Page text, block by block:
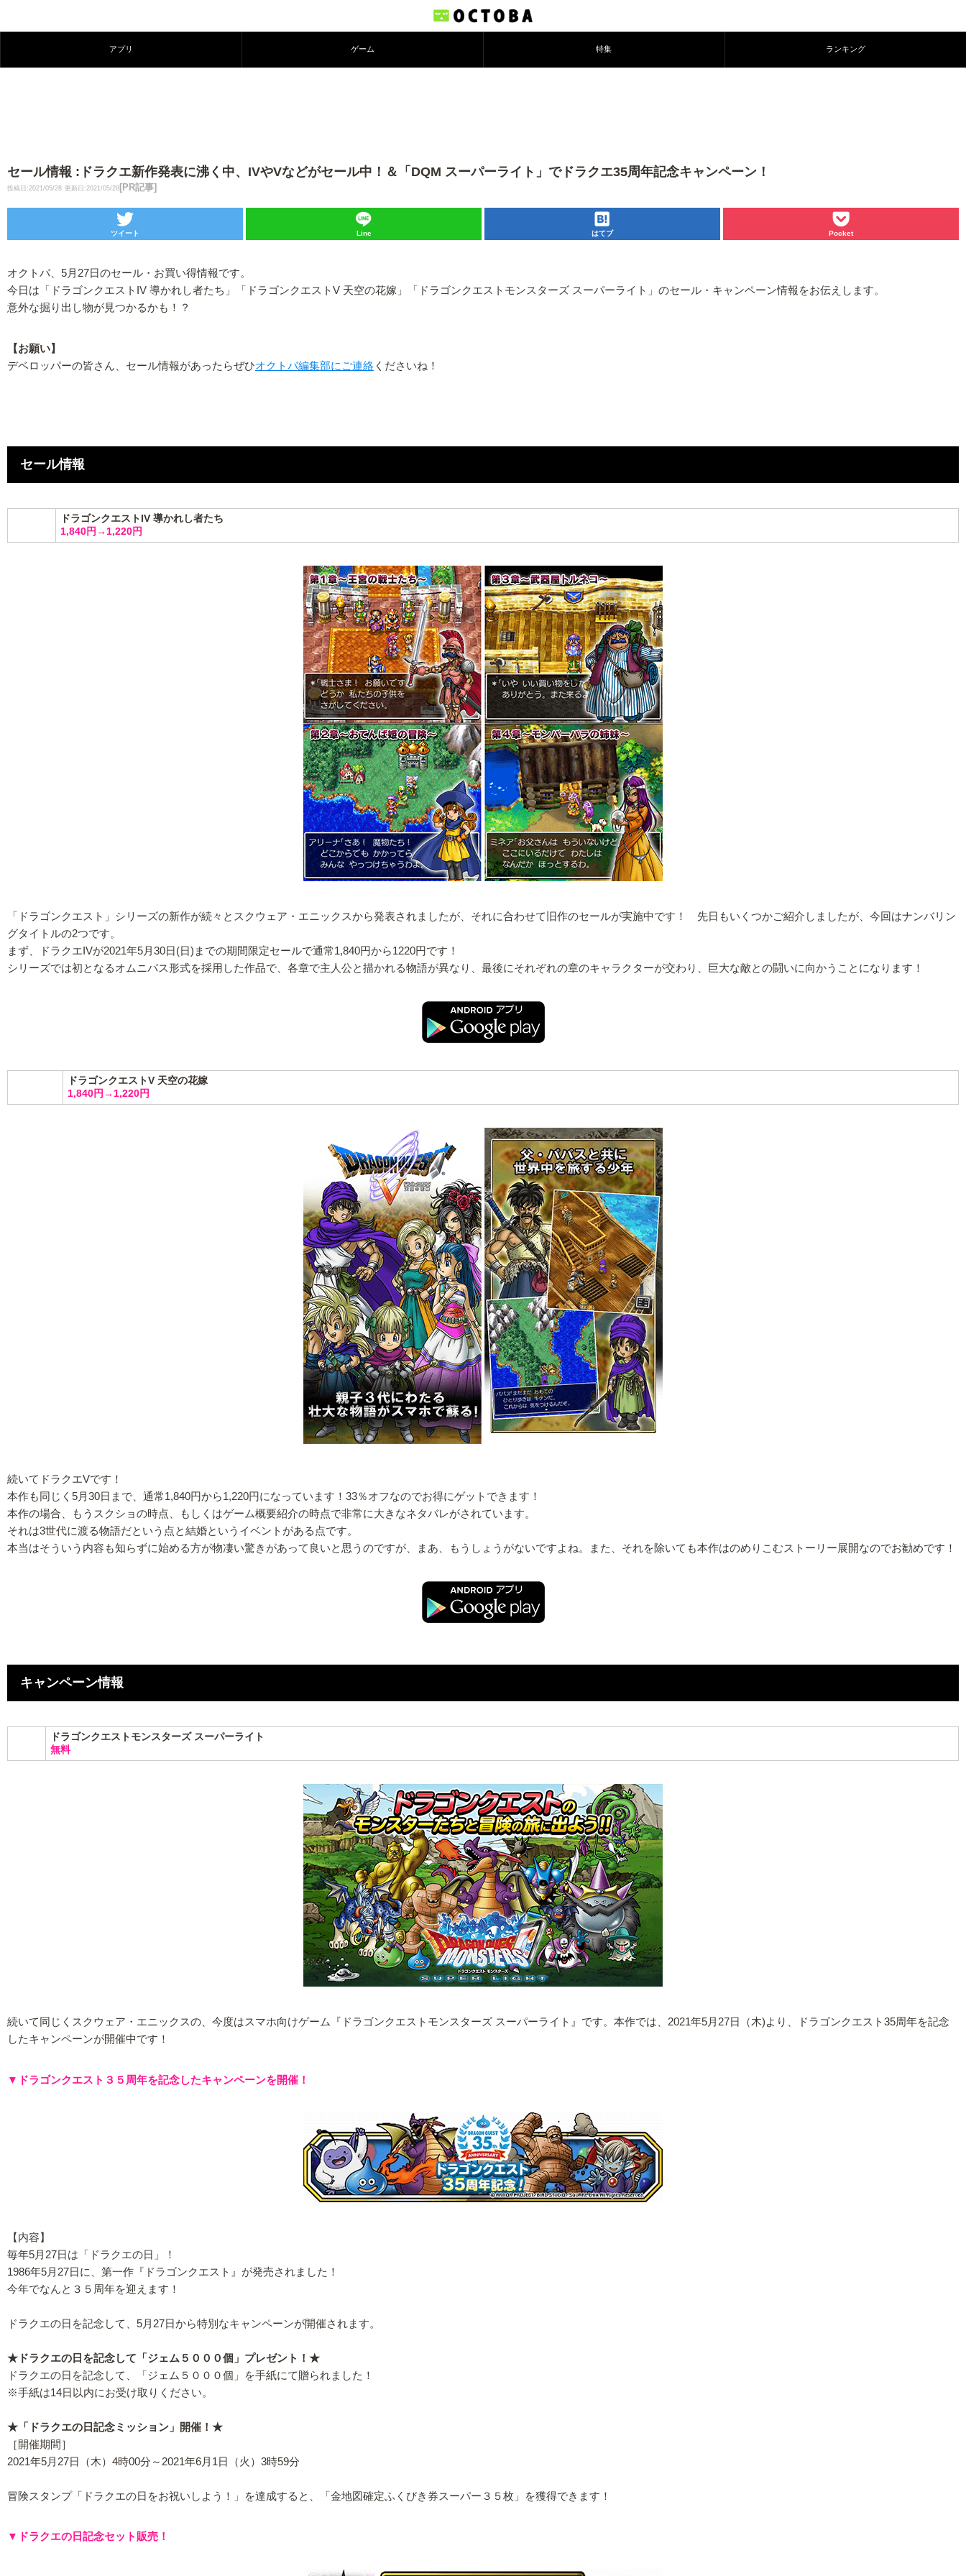
アプリ ゲーム 特集 ランキング
セール情報 :ドラクエ新作発表に沸く中、IVやVなどがセール中！＆「DQM スーパーライト」でドラクエ35周年記念キャンペーン！
投稿日:2021/05/28 更新日:2021/05/28 [PR記事]
ツイート Line はてブ Pocket
オクトバ、5月27日のセール・お買い得情報です。
今日は「ドラゴンクエストIV 導かれし者たち」「ドラゴンクエストV 天空の花嫁」「ドラゴンクエストモンスターズ スーパーライト」のセール・キャンペーン情報をお伝えします。
意外な掘り出し物が見つかるかも！？
【お願い】
デベロッパーの皆さん、セール情報があったらぜひオクトバ編集部にご連絡 くださいね！
セール情報
ドラゴンクエストIV 導かれし者たち
1,840円→1,220円
「ドラゴンクエスト」シリーズの新作が続々とスクウェア・エニックスから発表されましたが、それに合わせて旧作のセールが実施中です！ 先日もいくつかご紹介しましたが、今回はナンバリン
グタイトルの2つです。
まず、ドラクエIVが2021年5月30日(日)までの期間限定セールで通常1,840円から1220円です！
シリーズでは初となるオムニバス形式を採用した作品で、各章で主人公と描かれる物語が異なり、最後にそれぞれの章のキャラクターが交わり、巨大な敵との闘いに向かうことになります！
ドラゴンクエストV 天空の花嫁
1,840円→1,220円
続いてドラクエVです！
本作も同じく5月30日まで、通常1,840円から1,220円になっています！33％オフなのでお得にゲットできます！
本作の場合、もうスクショの時点、もしくはゲーム概要紹介の時点で非常に大きなネタバレがされています。
それは3世代に渡る物語だという点と結婚というイベントがある点です。
本当はそういう内容も知らずに始める方が物凄い驚きがあって良いと思うのですが、まあ、もうしょうがないですよね。また、それを除いても本作はのめりこむストーリー展開なのでお勧めです！
キャンペーン情報
ドラゴンクエストモンスターズ スーパーライト
無料
続いて同じくスクウェア・エニックスの、今度はスマホ向けゲーム『ドラゴンクエストモンスターズ スーパーライト』です。本作では、2021年5月27日（木)より、ドラゴンクエスト35周年を記念
したキャンペーンが開催中です！
▼ドラゴンクエスト３５周年を記念したキャンペーンを開催！
【内容】
毎年5月27日は「ドラクエの日」！
1986年5月27日に、第一作『ドラゴンクエスト』が発売されました！
今年でなんと３５周年を迎えます！
ドラクエの日を記念して、5月27日から特別なキャンペーンが開催されます。
★ドラクエの日を記念して「ジェム５０００個」プレゼント！★
ドラクエの日を記念して、「ジェム５０００個」を手紙にて贈られました！
※手紙は14日以内にお受け取りください。
★「ドラクエの日記念ミッション」開催！★
［開催期間］
2021年5月27日（木）4時00分～2021年6月1日（火）3時59分
冒険スタンプ「ドラクエの日をお祝いしよう！」を達成すると、「金地図確定ふくびき券スーパー３５枚」を獲得できます！
▼ドラクエの日記念セット販売！